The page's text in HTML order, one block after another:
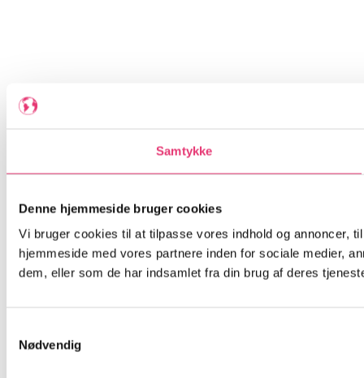
Samtykke
Denne hjemmeside bruger cookies
Vi bruger cookies til at tilpasse vores indhold og annoncer,
hjemmeside med vores partnere inden for sociale medier,
dem, eller som de har indsamlet fra din brug af deres
Nødvendig